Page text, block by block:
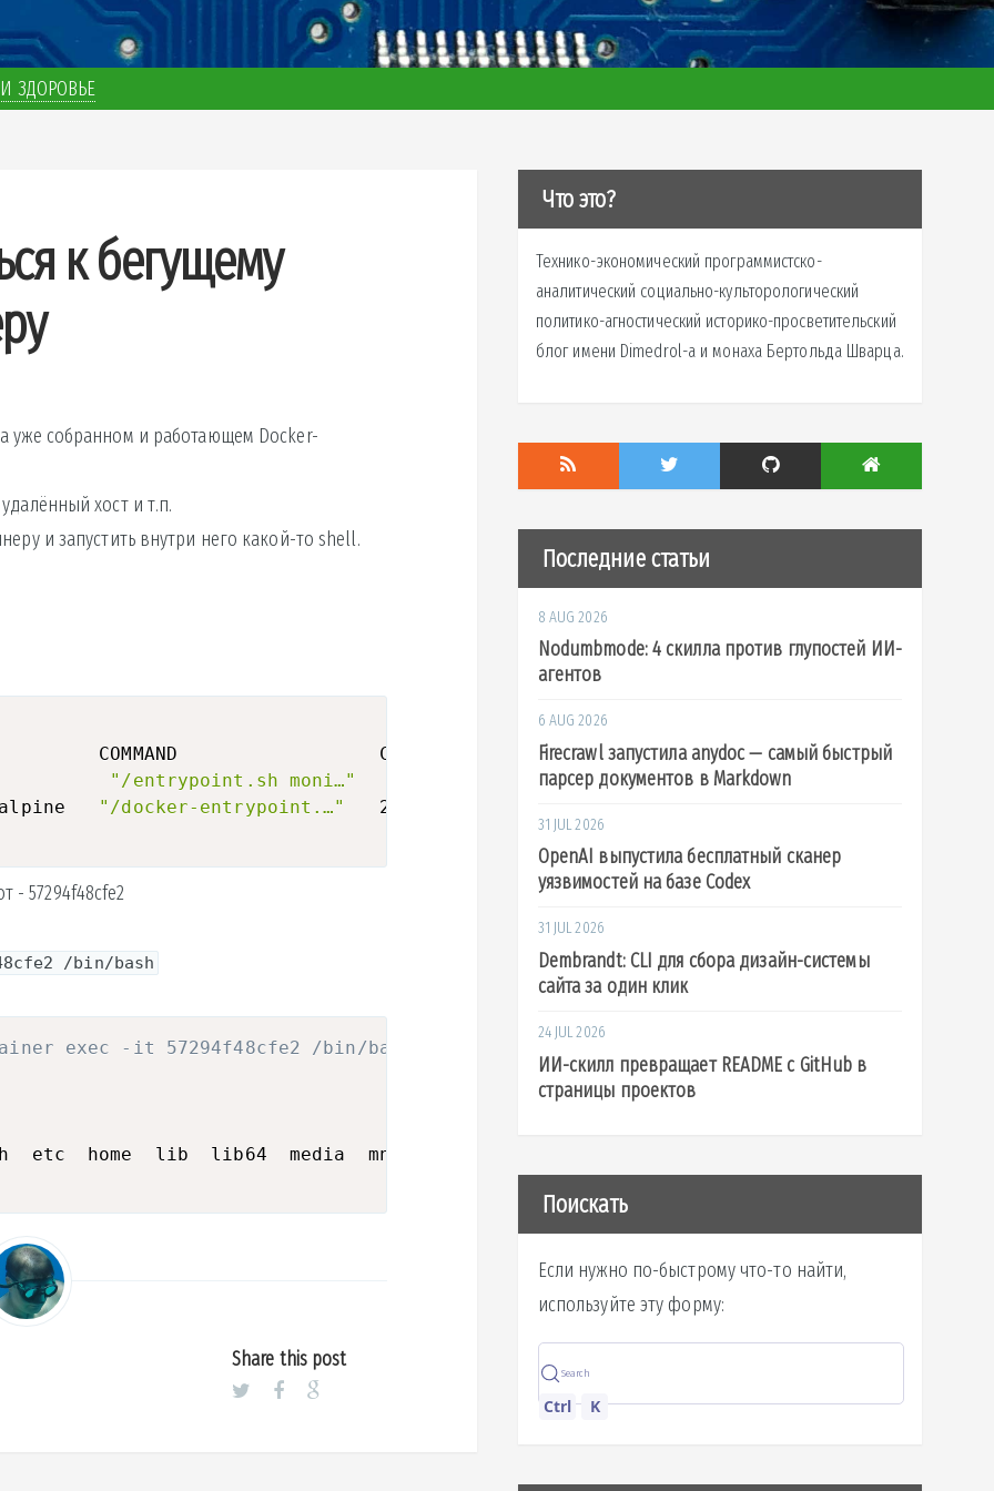
ЗДОРОВЬЕ
к бегущему
уже собранном и работающем Docker-
хост и т.п.
и запустить внутри него какой-то shell.
COMMAND                  CREATED        STATUS         PORTS
"/entrypoint.sh moni…"
   22 hours ago   Up 7 minutes   0.0.0.0:2312-
alpine "/docker-entrypoint.…"
   22 hours ago   Up 7 minutes   80/tcp, 0.0.0.0:443-
- 57294f48cfe2
/bin/bash
exec -it 57294f48cfe2 /bin/bash
etc  home  lib  lib64  media  mnt  opt  proc  root  run  sbin  srv  sys  test.py
Share this post
Что это?
Технико-экономический программистско-
аналитический социально-культорологический
политико-агностический историко-просветительский
блог имени Dimedrol-a и монаха Бертольда Шварца.
Последние статьи
8 AUG 2026
Nodumbmode: 4 скилла против глупостей ИИ-
агентов
6 AUG 2026
Firecrawl запустила anydoc — самый быстрый
парсер документов в Markdown
31 JUL 2026
OpenAI выпустила бесплатный сканер
уязвимостей на базе Codex
31 JUL 2026
Dembrandt: CLI для сбора дизайн-системы
сайта за один клик
24 JUL 2026
ИИ-скилл превращает README с GitHub в
страницы проектов
Поискать
Если нужно по-быстрому что-то найти,
используйте эту форму:
Search
Ctrl K